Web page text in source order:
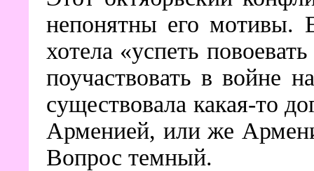
непонятны его мотивы.
хотела «успеть
поучаствовать в войне
существовала какая-то
Арменией, или же
Вопрос темный.